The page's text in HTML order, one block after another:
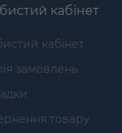
кабінет
кабінет
замовлень
товару